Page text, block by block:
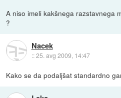
A niso imeli kakšnega razstavnega
?
Nacek
::25. avg 2009, 14:47
Kako se da podaljšat standardno